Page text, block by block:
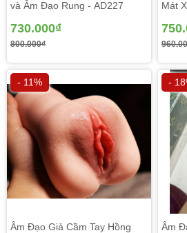
Hãy tiêu dùng những stoy hoàn
được nhu cầu nhu cầu phòng the
pháp tốt cho sức khỏe nhé
và Âm Đạo Rung - AD227
730.000₫
800.000₫
Mát
- 11%
Âm Đạo Giả Cầm Tay Hồng
-
Âm